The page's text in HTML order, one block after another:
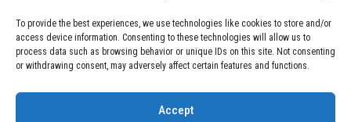
To provide the best experiences, we use technologies like cookies to store and/or
access device information. Consenting to these technologies will allow us to
process data such as browsing behavior or unique IDs on this site. Not consenting
or withdrawing consent, may adversely affect certain features and functions.
Accept